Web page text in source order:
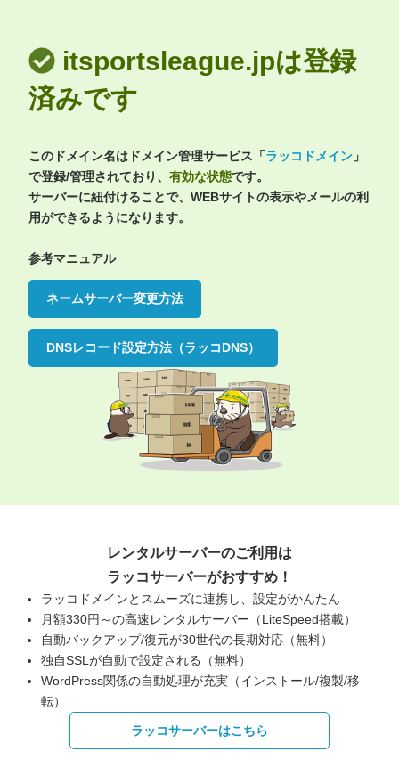
itsportsleague.jpは登録
済みです
このドメイン名はドメイン管理サービス「ラッコドメイン 」
で登録/管理されており、 有効な状態です。
サーバーに紐付けることで、WEBサイトの表示やメールの利
用ができるようになります。
参考マニュアル
ネームサーバー変更方法
DNSレコード設定方法（ラッコDNS）
レンタルサーバーのご利用は
ラッコサーバーがおすすめ！
ラッコドメインとスムーズに連携し、設定がかんたん
月額330円～の高速レンタルサーバー（LiteSpeed搭載）
自動バックアップ/復元が30世代の長期対応（無料）
独自SSLが自動で設定される（無料）
WordPress関係の自動処理が充実（インストール/複製/移
転）
ラッコサーバーはこちら